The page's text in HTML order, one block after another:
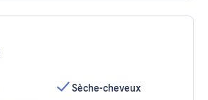
Sèche-cheveux